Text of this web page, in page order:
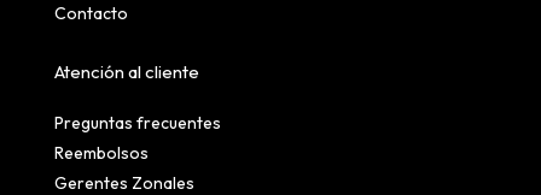
Contacto
Atención al cliente
Preguntas frecuentes
Reembolsos
Gerentes Zonales